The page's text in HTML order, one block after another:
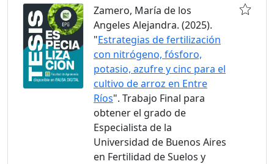
Zamero, María de los
Angeles Alejandra. (2025).
"Estrategias de fertilización
con nitrógeno, fósforo,
potasio, azufre y cinc para el
cultivo de arroz en Entre
Ríos". Trabajo Final para
obtener el grado de
Especialista de la
Universidad de Buenos Aires
en Fertilidad de Suelos y